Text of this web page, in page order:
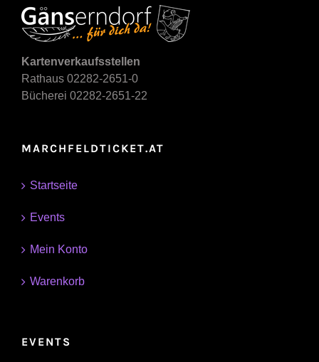
Kartenverkaufsstellen
Rathaus 02282-2651-0
Bücherei 02282-2651-22
MARCHFELDTICKET.AT
Startseite
Events
Mein Konto
Warenkorb
EVENTS